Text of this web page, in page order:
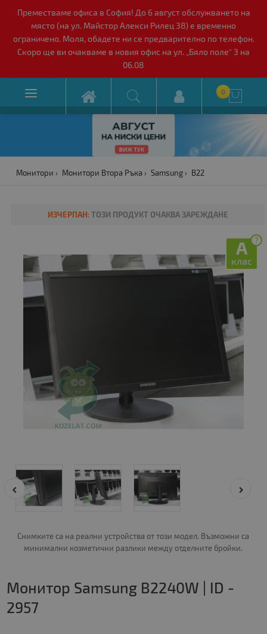
Преместваме офиса в София! До 6 август обслужването на
място (на ул. Майстор Алекси Рилец 38) е временно
ограничено. Моля, обадете ни се предварително по телефон.
Скоро ще ви очакваме в новия офис на ул. „Бяло поле“ 3 на
06.08
 0 
Монитори Монитори Втора Ръка Samsung B22
ИЗЧЕРПАН:ТОЗИ ПРОДУКТ ОЧАКВА ЗАРЕЖДАНЕ
?
A
клас
Снимките са на реални устройства от този модел. Възможни са
минимални козметични разлики между отделните бройки.
Монитор Samsung B2240W | ID -
2957